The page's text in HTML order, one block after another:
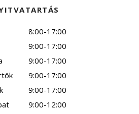
8:00-17:00
9:00-17:00
9:00-17:00
9:00-17:00
9:00-17:00
9:00-12:00